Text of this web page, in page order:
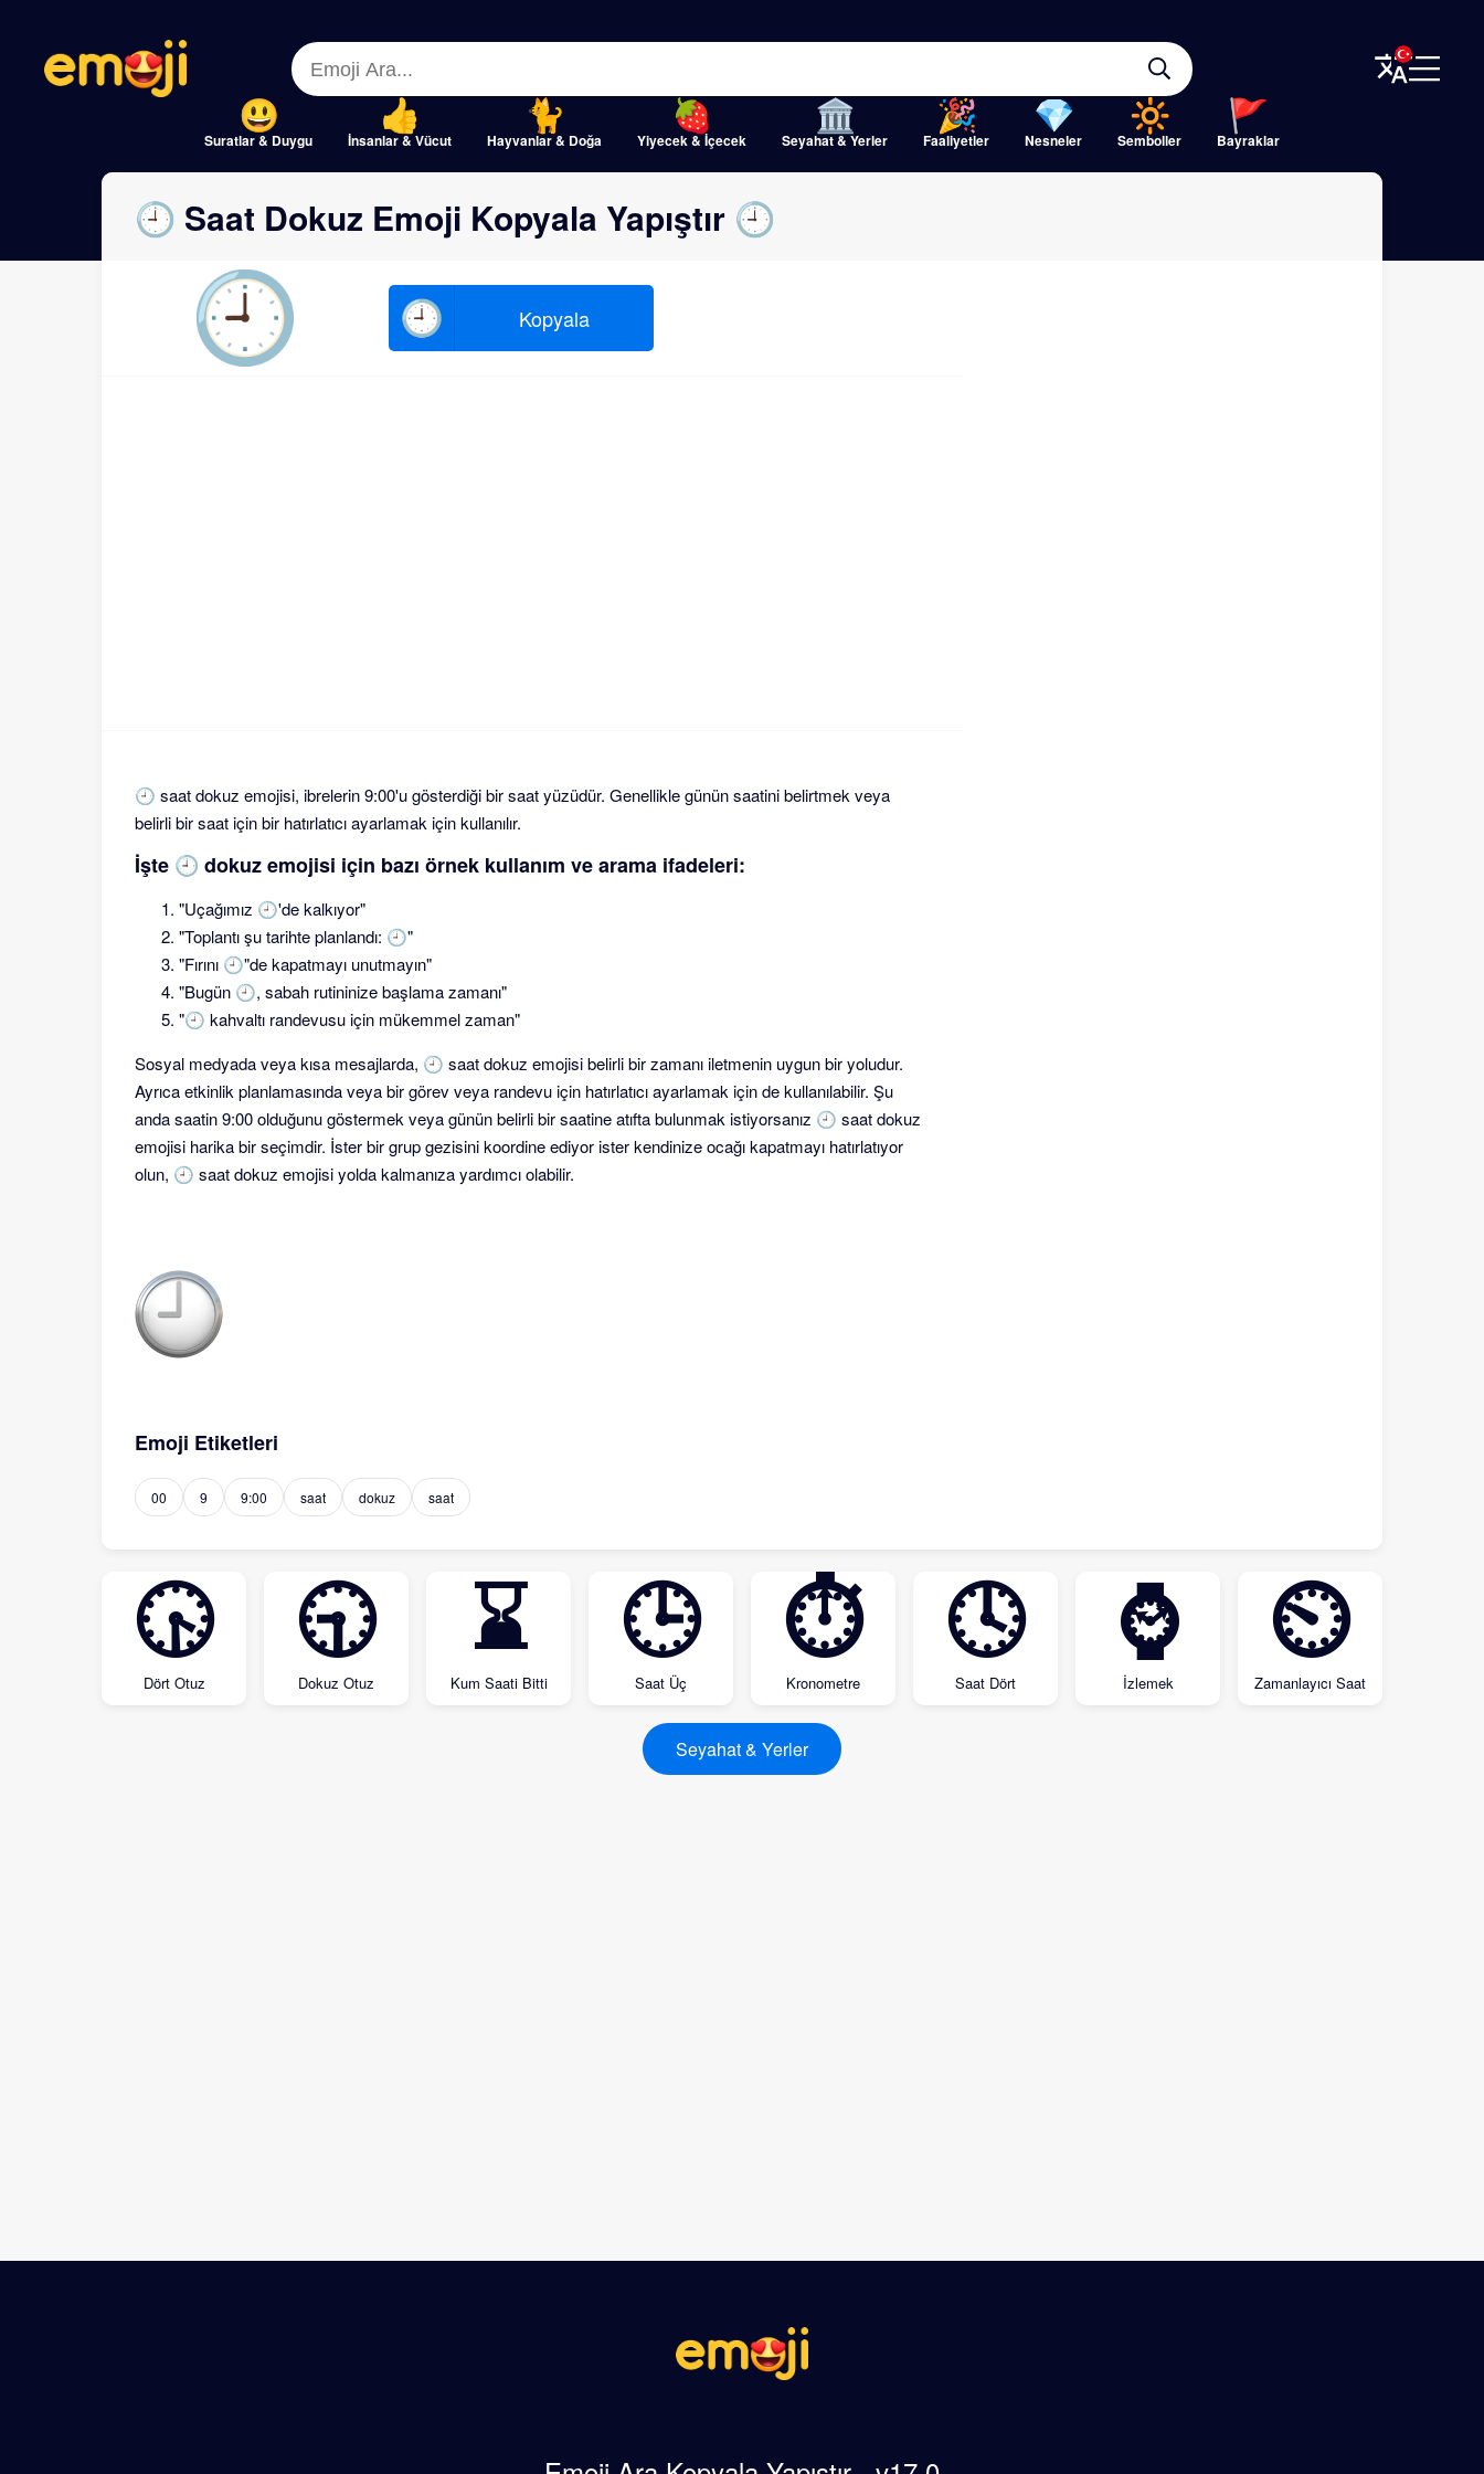
Suratlar & Duygu İnsanlar & Vücut Hayvanlar & Doğa Yiyecek & İçecek Seyahat & Yerler Faaliyetler Nesneler Semboller Bayraklar
Close
Close
🕘 Saat Dokuz Emoji Kopyala Yapıştır 🕘
🕘 🕘 Kopyala
🕘 saat dokuz emojisi, ibrelerin 9:00'u gösterdiği bir saat yüzüdür. Genellikle günün saatini belirtmek veya
belirli bir saat için bir hatırlatıcı ayarlamak için kullanılır.
İşte 🕘 dokuz emojisi için bazı örnek kullanım ve arama ifadeleri:
"Uçağımız 🕘'de kalkıyor"
"Toplantı şu tarihte planlandı: 🕘"
"Fırını 🕘"de kapatmayı unutmayın"
"Bugün 🕘, sabah rutininize başlama zamanı"
"🕘 kahvaltı randevusu için mükemmel zaman"
Sosyal medyada veya kısa mesajlarda, 🕘 saat dokuz emojisi belirli bir zamanı iletmenin uygun bir yoludur.
Ayrıca etkinlik planlamasında veya bir görev veya randevu için hatırlatıcı ayarlamak için de kullanılabilir. Şu
anda saatin 9:00 olduğunu göstermek veya günün belirli bir saatine atıfta bulunmak istiyorsanız 🕘 saat dokuz
emojisi harika bir seçimdir. İster bir grup gezisini koordine ediyor ister kendinize ocağı kapatmayı hatırlatıyor
olun, 🕘 saat dokuz emojisi yolda kalmanıza yardımcı olabilir.
Emoji Etiketleri
00 9 9:00 saat dokuz saat
🕟
Dört Otuz
🕤
Dokuz Otuz
⌛
Kum Saati Bitti
🕒
Saat Üç
⏱
Kronometre
🕓
Saat Dört
⌚
İzlemek
⏲
Zamanlayıcı Saat
Seyahat & Yerler